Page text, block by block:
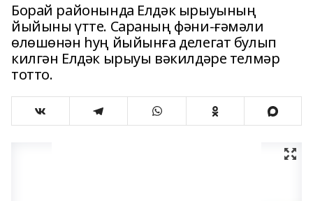
Борай районында Елдәк ырыуының
йыйыны үтте. Сараның фәни-ғәмәли
өлөшөнән һуң йыйынға делегат булып
килгән Елдәк ырыуы вәкилдәре телмәр
тотто.